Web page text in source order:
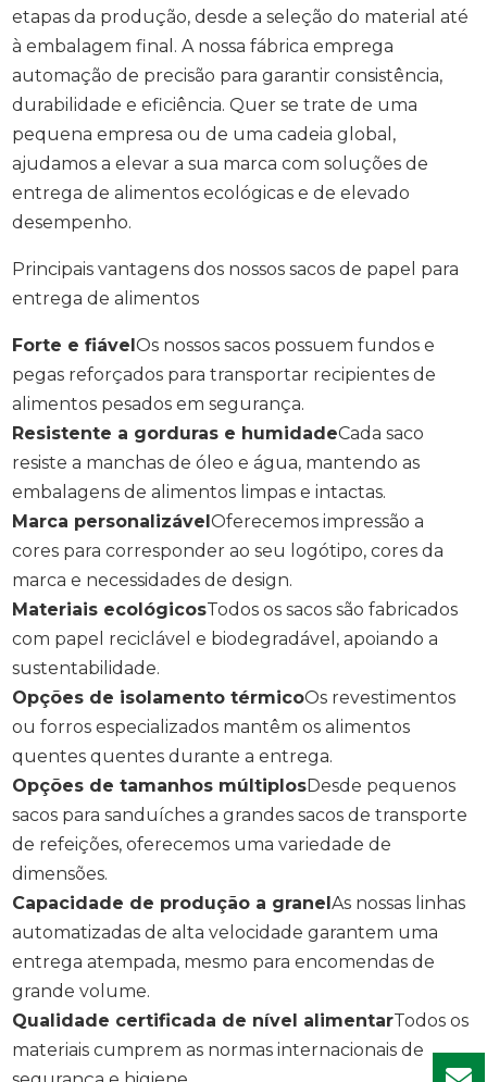
etapas da produção, desde a seleção do material até
à embalagem final. A nossa fábrica emprega
automação de precisão para garantir consistência,
durabilidade e eficiência. Quer se trate de uma
pequena empresa ou de uma cadeia global,
ajudamos a elevar a sua marca com soluções de
entrega de alimentos ecológicas e de elevado
desempenho.
Principais vantagens dos nossos sacos de papel para
entrega de alimentos
Forte e fiávelOs nossos sacos possuem fundos e
pegas reforçados para transportar recipientes de
alimentos pesados em segurança.
Resistente a gorduras e humidadeCada saco
resiste a manchas de óleo e água, mantendo as
embalagens de alimentos limpas e intactas.
Marca personalizávelOferecemos impressão a
cores para corresponder ao seu logótipo, cores da
marca e necessidades de design.
Materiais ecológicosTodos os sacos são fabricados
com papel reciclável e biodegradável, apoiando a
sustentabilidade.
Opções de isolamento térmicoOs revestimentos
ou forros especializados mantêm os alimentos
quentes quentes durante a entrega.
Opções de tamanhos múltiplosDesde pequenos
sacos para sanduíches a grandes sacos de transporte
de refeições, oferecemos uma variedade de
dimensões.
Capacidade de produção a granelAs nossas linhas
automatizadas de alta velocidade garantem uma
entrega atempada, mesmo para encomendas de
grande volume.
Qualidade certificada de nível alimentarTodos os
materiais cumprem as normas internacionais de